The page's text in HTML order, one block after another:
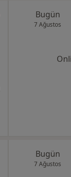
Bugün
7 Ağustos
Bugün
7 Ağustos